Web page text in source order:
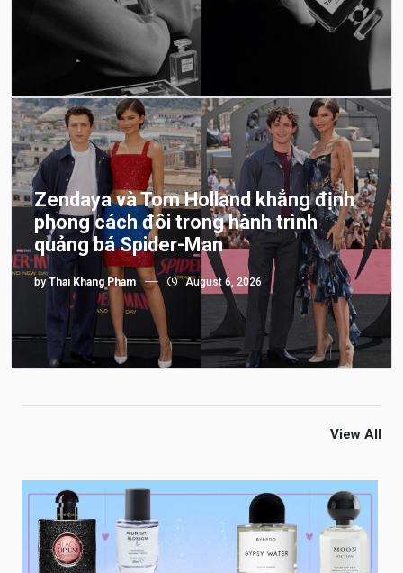
Zendaya và Tom Holland khẳng định
phong cách đôi trong hành trình
quảng bá Spider-Man
by Thai Khang Pham August 6, 2026
View All